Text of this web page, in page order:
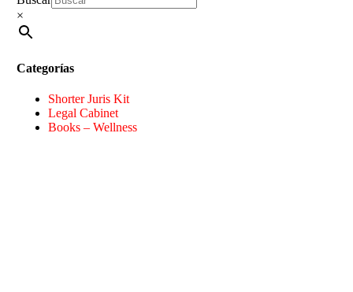
×
Categorías
Shorter Juris Kit
Legal Cabinet
Books – Wellness